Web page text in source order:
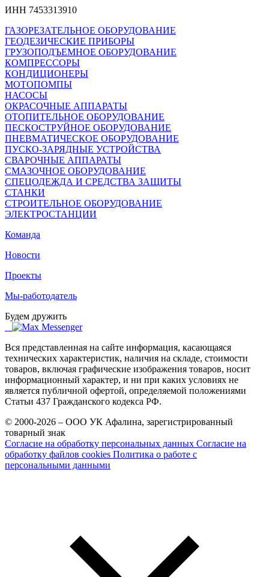
ИНН 7453313910
ГАЗОРЕЗАТЕЛЬНОЕ ОБОРУДОВАНИЕ
ГЕОДЕЗИЧЕСКИЕ ПРИБОРЫ
ГРУЗОПОДЪЕМНОЕ ОБОРУДОВАНИЕ
КОМПРЕССОРЫ
КОНДИЦИОНЕРЫ
МОТОПОМПЫ
НАСОСЫ
ОКРАСОЧНЫЕ АППАРАТЫ
ОТОПИТЕЛЬНОЕ ОБОРУДОВАНИЕ
ПЕСКОСТРУЙНОЕ ОБОРУДОВАНИЕ
ПНЕВМАТИЧЕСКОЕ ОБОРУДОВАНИЕ
ПУСКО-ЗАРЯДНЫЕ УСТРОЙСТВА
СВАРОЧНЫЕ АППАРАТЫ
СМАЗОЧНОЕ ОБОРУДОВАНИЕ
СПЕЦОДЕЖДА И СРЕДСТВА ЗАЩИТЫ
СТАНКИ
СТРОИТЕЛЬНОЕ ОБОРУДОВАНИЕ
ЭЛЕКТРОСТАНЦИИ
Команда
Новости
Проекты
Мы-работодатель
Будем дружить
Вся представленная на сайте информация, касающаяся
технических характеристик, наличия на складе, стоимости
товаров, включая графические изображения товаров, носит
информационный характер, и ни при каких условиях не
является публичной офертой, определяемой положениями
Статьи 437 Гражданского кодекса РФ.
© 2000-2026 – ООО УК Афалина, зарегистрированный
товарный знак
Согласие на обработку персональных данных Согласие на
обработку файлов cookies Политика о работе с
персональными данными